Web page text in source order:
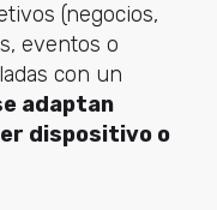
(negocios,
eventos o
con un
adaptan
dispositivo o